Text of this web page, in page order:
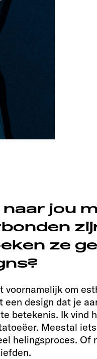
jou
ze
voornamelijk om
design dat je
betekenis. Ik vind
Meestal
helingsproces. Of